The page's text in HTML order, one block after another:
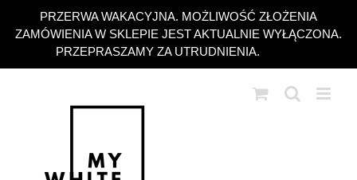
PRZERWA WAKACYJNA. MOŻLIWOŚĆ ZŁOŻENIA
ZAMÓWIENIA W SKLEPIE JEST AKTUALNIE WYŁĄCZONA.
PRZEPRASZAMY ZA UTRUDNIENIA.
zawartości